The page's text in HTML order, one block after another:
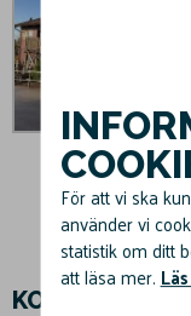
KONTAKTA OSS
För att vi ska
använder vi
statistik om ditt
att läsa mer.